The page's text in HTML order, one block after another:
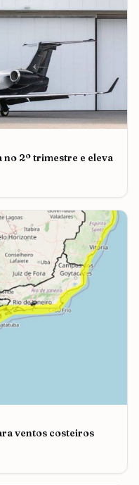
2º trimestre e eleva
ventos costeiros